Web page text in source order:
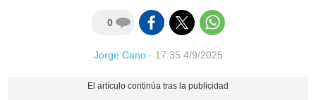
0
Jorge Cano· 17:35 4/9/2025